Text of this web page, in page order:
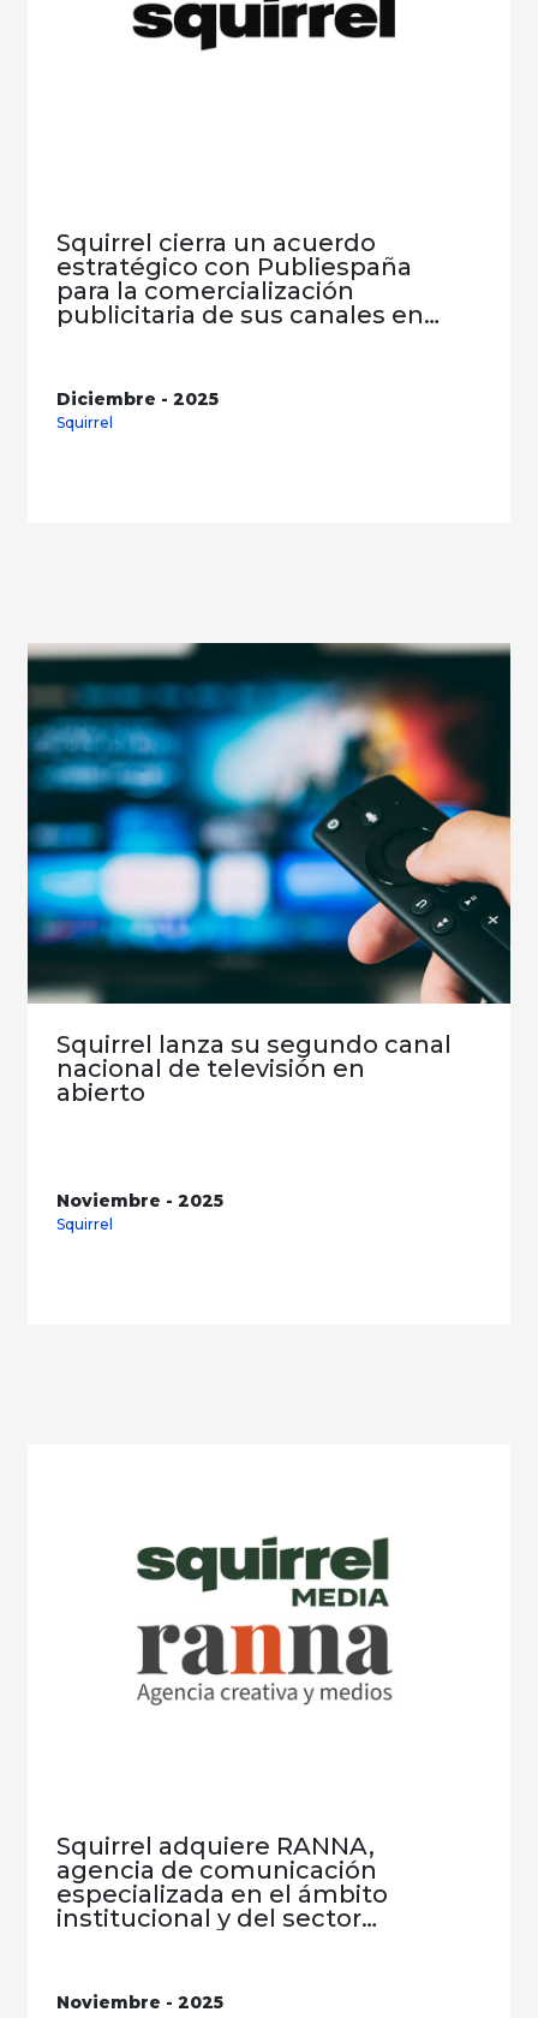
Squirrel cierra un acuerdo
estratégico con Publiespaña
para la comercialización
publicitaria de sus canales en
Diciembre - 2025
Squirrel
Squirrel lanza su segundo canal
nacional de televisión en
abierto
Noviembre - 2025
Squirrel
Squirrel adquiere RANNA,
agencia de comunicación
especializada en el ámbito
institucional y del sector
Noviembre - 2025